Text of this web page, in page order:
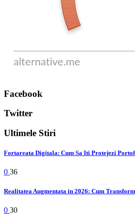
Facebook
Twitter
Ultimele Stiri
Fortareata Digitala: Cum Sa Iti Protejezi
0 36
Realitatea Augmentata in 2026: Cum
0 30